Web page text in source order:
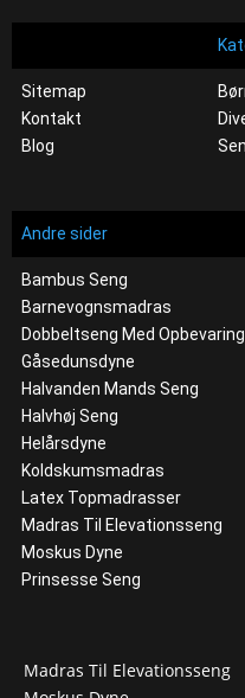
Sitemap
Kontakt
Blog
Andre sider
Bambus Seng
Barnevognsmadras
Dobbeltseng Med Opbevaring
Gåsedunsdyne
Halvanden Mands Seng
Halvhøj Seng
Helårsdyne
Koldskumsmadras
Latex Topmadrasser
Madras Til Elevationsseng
Moskus Dyne
Prinsesse Seng
Madras Til Elevationsseng